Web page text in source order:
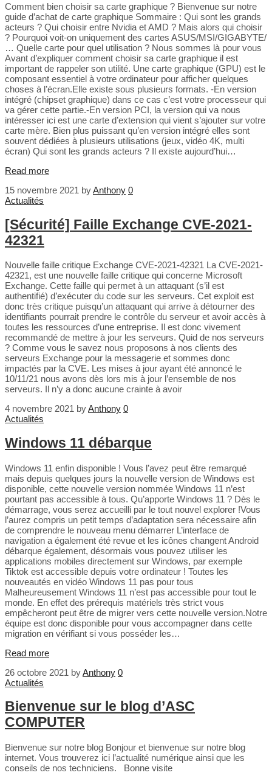
Comment bien choisir sa carte graphique ? Bienvenue sur notre
guide d’achat de carte graphique Sommaire : Qui sont les grands
acteurs ? Qui choisir entre Nvidia et AMD ? Mais alors qui choisir
? Pourquoi voit-on uniquement des cartes ASUS/MSI/GIGABYTE/
… Quelle carte pour quel utilisation ? Nous sommes là pour vous
Avant d’expliquer comment choisir sa carte graphique il est
important de rappeler son utilité. Une carte graphique (GPU) est le
composant essentiel à votre ordinateur pour afficher quelques
choses à l’écran.Elle existe sous plusieurs formats. -En version
intégré (chipset graphique) dans ce cas c’est votre processeur qui
va gérer cette partie.-En version PCI, la version qui va nous
intéresser ici est une carte d’extension qui vient s’ajouter sur votre
carte mère. Bien plus puissant qu’en version intégré elles sont
souvent dédiées à plusieurs utilisations (jeux, vidéo 4K, multi
écran) Qui sont les grands acteurs ? Il existe aujourd’hui…
Read more
15 novembre 2021 byAnthony 0
Actualités
[Sécurité] Faille Exchange CVE-2021-
42321
Nouvelle faille critique Exchange CVE-2021-42321 La CVE-2021-
42321, est une nouvelle faille critique qui concerne Microsoft
Exchange. Cette faille qui permet à un attaquant (s’il est
authentifié) d’exécuter du code sur les serveurs. Cet exploit est
donc très critique puisqu’un attaquant qui arrive à détourner des
identifiants pourrait prendre le contrôle du serveur et avoir accès à
toutes les ressources d’une entreprise. Il est donc vivement
recommandé de mettre à jour les serveurs. Quid de nos serveurs
? Comme vous le savez nous proposons à nos clients des
serveurs Exchange pour la messagerie et sommes donc
impactés par la CVE. Les mises à jour ayant été annoncé le
10/11/21 nous avons dès lors mis à jour l’ensemble de nos
serveurs. Il n’y a donc aucune crainte à avoir
4 novembre 2021 byAnthony 0
Actualités
Windows 11 débarque
Windows 11 enfin disponible ! Vous l’avez peut être remarqué
mais depuis quelques jours la nouvelle version de Windows est
disponible, cette nouvelle version nommée Windows 11 n’est
pourtant pas accessible à tous. Qu’apporte Windows 11 ? Dès le
démarrage, vous serez accueilli par le tout nouvel explorer !Vous
l’aurez compris un petit temps d’adaptation sera nécessaire afin
de comprendre le nouveau menu démarrer L’interface de
navigation a également été revue et les icônes changent Android
débarque également, désormais vous pouvez utiliser les
applications mobiles directement sur Windows, par exemple
Tiktok est accessible depuis votre ordinateur ! Toutes les
nouveautés en vidéo Windows 11 pas pour tous
Malheureusement Windows 11 n’est pas accessible pour tout le
monde. En effet des prérequis matériels très strict vous
empêcheront peut être de migrer vers cette nouvelle version.Notre
équipe est donc disponible pour vous accompagner dans cette
migration en vérifiant si vous posséder les…
Read more
26 octobre 2021 byAnthony 0
Actualités
Bienvenue sur le blog d’ASC
COMPUTER
Bienvenue sur notre blog Bonjour et bienvenue sur notre blog
internet. Vous trouverez ici l’actualité numérique ainsi que les
conseils de nos techniciens. Bonne visite